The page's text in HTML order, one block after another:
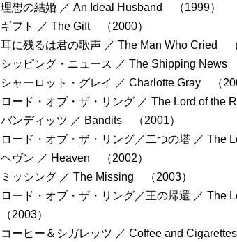
理想の結婚 ／ An Ideal Husband （1999）
ギフト ／ The Gift （2000）
耳に残るは君の歌声 ／ The Man Who Cried （
シッピング・ニュース ／ The Shipping News
シャーロット・グレイ ／ Charlotte Gray （
ロード・オブ・ザ・リング ／ The Lord of the
バンディッツ ／ Bandits （2001）
ロード・オブ・ザ・リング／二つの塔 ／ The
ヘヴン ／ Heaven （2002）
ミッシング ／ The Missing （2003）
ロード・オブ・ザ・リング／王の帰還 ／ The
（2003）
コーヒー＆シガレッツ ／ Coffee and